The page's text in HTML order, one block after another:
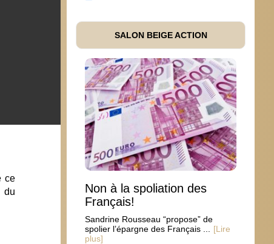
ce
du
SALON BEIGE ACTION
Non à la spoliation des
Français!
Sandrine Rousseau “propose” de
spolier l’épargne des Français ...
[Lire
plus]